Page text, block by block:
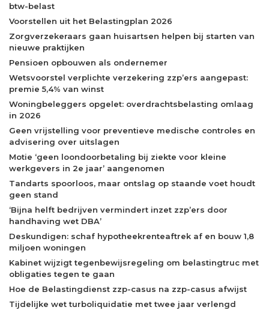
btw-belast
Voorstellen uit het Belastingplan 2026
Zorgverzekeraars gaan huisartsen helpen bij starten van
nieuwe praktijken
Pensioen opbouwen als ondernemer
Wetsvoorstel verplichte verzekering zzp’ers aangepast:
premie 5,4% van winst
Woningbeleggers opgelet: overdrachtsbelasting omlaag
in 2026
Geen vrijstelling voor preventieve medische controles en
advisering over uitslagen
Motie ‘geen loondoorbetaling bij ziekte voor kleine
werkgevers in 2e jaar’ aangenomen
Tandarts spoorloos, maar ontslag op staande voet houdt
geen stand
‘Bijna helft bedrijven vermindert inzet zzp’ers door
handhaving wet DBA’
Deskundigen: schaf hypotheekrenteaftrek af en bouw 1,8
miljoen woningen
Kabinet wijzigt tegenbewijsregeling om belastingtruc met
obligaties tegen te gaan
Hoe de Belastingdienst zzp-casus na zzp-casus afwijst
Tijdelijke wet turboliquidatie met twee jaar verlengd